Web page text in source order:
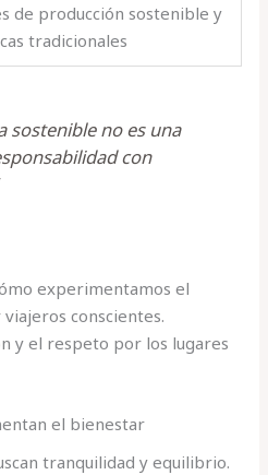
de producción sostenible y
tradicionales
sostenible no es una
con
experimentamos el
conscientes.
y el respeto por los lugares
el bienestar
tranquilidad y equilibrio.